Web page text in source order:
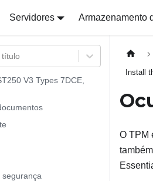
Docs
Servidores Armazenamento
Docs
V3 Types 7DCE,
Install
O TPM